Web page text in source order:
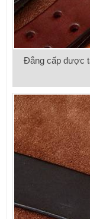
Đẳng cấp được